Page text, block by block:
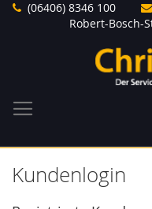
Direkt(06406) 8346 100
Robert-Bosch-
Kundenlogin